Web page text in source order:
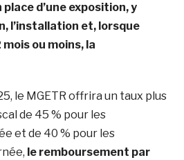
d’une exposition, y
l’installation et, lorsque
mois ou moins, la
le MGETR offrira un taux plus
de 45 % pour les
et de 40 % pour les
le remboursement par